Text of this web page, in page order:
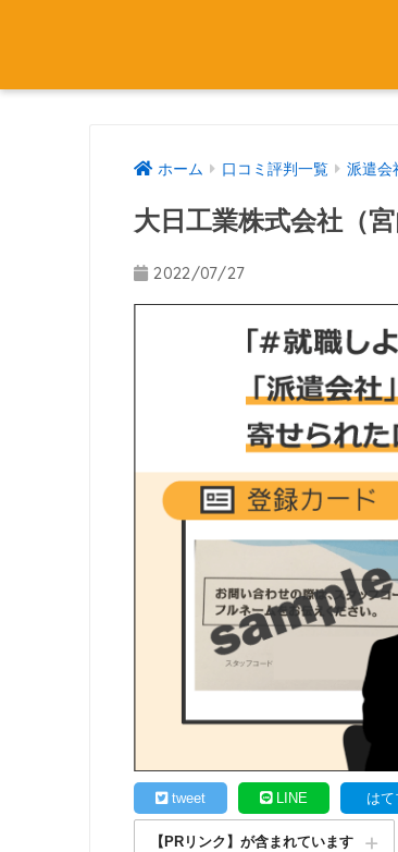
ホーム 口コミ評判一覧 派遣会
大日工業株式会社（
2022/07/27
tweet LINE はて
【PRリンク】が含まれています